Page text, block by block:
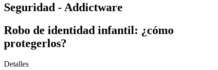
Seguridad - Addictware
Robo de identidad infantil: ¿cómo
protegerlos?
Detalles